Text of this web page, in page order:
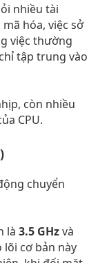
nhiều tài
hóa, việc sở
việc thường
tập trung vào
còn nhiều
CPU.
chuyển
là 3.5 GHzvà
lõi cơ bản này